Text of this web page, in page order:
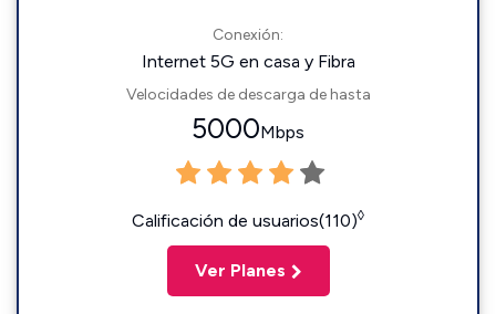
Conexión:
Internet 5G en casa y Fibra
Velocidades de descarga de hasta
5000Mbps
Calificación de usuarios(110)◊
Ver Planes